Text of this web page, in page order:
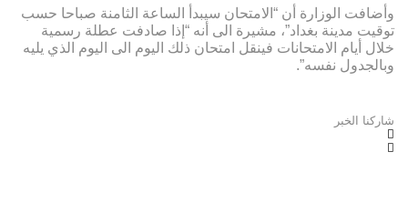
وأضافت الوزارة أن “الامتحان سيبدأ الساعة الثامنة صباحا حسب
توقيت مدينة بغداد”، مشيرة الى أنه “إذا صادفت عطلة رسمية
خلال أيام الامتحانات فينقل امتحان ذلك اليوم الى اليوم الذي يليه
وبالجدول نفسه”.
شاركنا الخبر